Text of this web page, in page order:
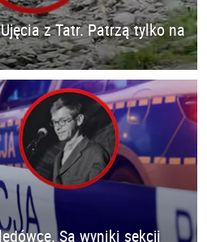
z Tatr. Patrzą tylko na
Są wyniki sekcji